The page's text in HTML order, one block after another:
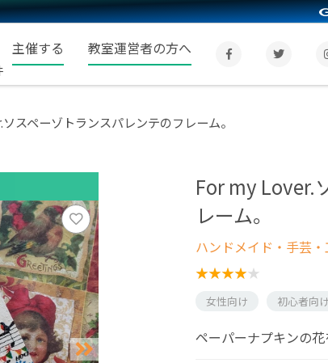
主催する 教室運営者の方へ
スペーゾトランスパレンテのフレーム。
For my Lover.
レーム。
ハンドメイド・手芸
女性向け 初心者向け
ペーパーナプキンの花